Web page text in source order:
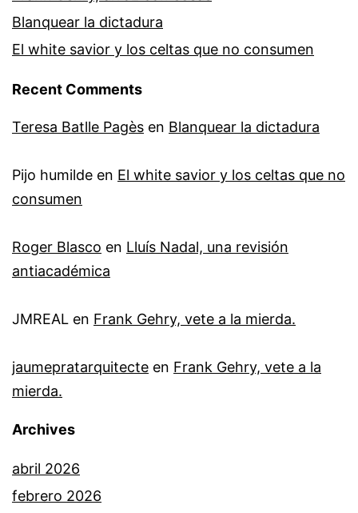
Blanquear la dictadura
El white savior y los celtas que no consumen
Recent Comments
Teresa Batlle Pagès en Blanquear la dictadura
Pijo humilde en El white savior y los celtas que no
consumen
Roger Blasco en Lluís Nadal, una revisión
antiacadémica
JMREAL en Frank Gehry, vete a la mierda.
jaumepratarquitecte en Frank Gehry, vete a la
mierda.
Archives
abril 2026
febrero 2026